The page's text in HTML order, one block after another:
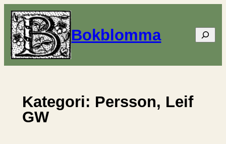
Hoppa
till
innehåll
Bokblomma Sök
Kategori: Persson, Leif
GW